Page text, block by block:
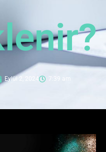
Eylül 2, 2024 7:39 am